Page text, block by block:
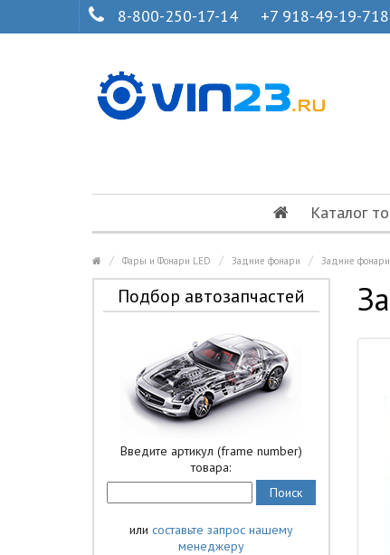
8-800-250-17-14 +7 918-49-19-718
Каталог
Фары и Фонари LED Задние фонари Задние фонари
Подбор автозапчастей
Введите артикул (frame number)
товара:
или составьте запрос нашему
менеджеру